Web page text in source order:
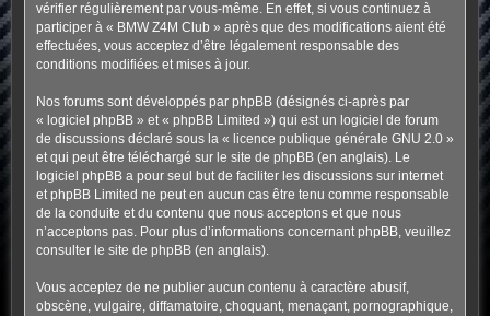
vérifier régulièrement par vous-même. En effet, si vous continuez à
participer à « BMW Z4M Club » après que des modifications aient été
effectuées, vous acceptez d’être légalement responsable des
conditions modifiées et mises à jour.
Nos forums sont développés par phpBB (désignés ci-après par
« logiciel phpBB » et « phpBB Limited ») qui est un logiciel de forum
de discussions déclaré sous la « licence publique générale GNU 2.0»
et qui peut être téléchargé sur le site de phpBB(en anglais). Le
logiciel phpBB a pour seul but de faciliter les discussions sur internet
et phpBB Limited ne peut en aucun cas être tenu comme responsable
de la conduite et du contenu que nous acceptons et que nous
n’acceptons pas. Pour plus d’informations concernant phpBB, veuillez
consulter le site de phpBB(en anglais).
Vous acceptez de ne publier aucun contenu à caractère abusif,
obscène, vulgaire, diffamatoire, choquant, menaçant, pornographique,